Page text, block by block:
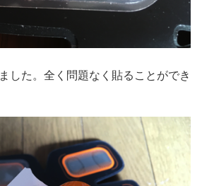
した。全く問題なく貼ることができ